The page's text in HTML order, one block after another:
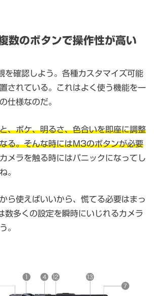
数のボタンで操作性が高い
を確認しよう。各種カスタマイズ可能
されている。これはよく使う機能を一
仕様なのだ。
、ボケ、明るさ、色合いを即座に調整
る。そんな時にはM3のボタンが必要
メラを触る時にはパニックになってし
。
ら使えばいいから、慌てる必要はまっ
数多くの設定を瞬時にいじれるカメラ
。